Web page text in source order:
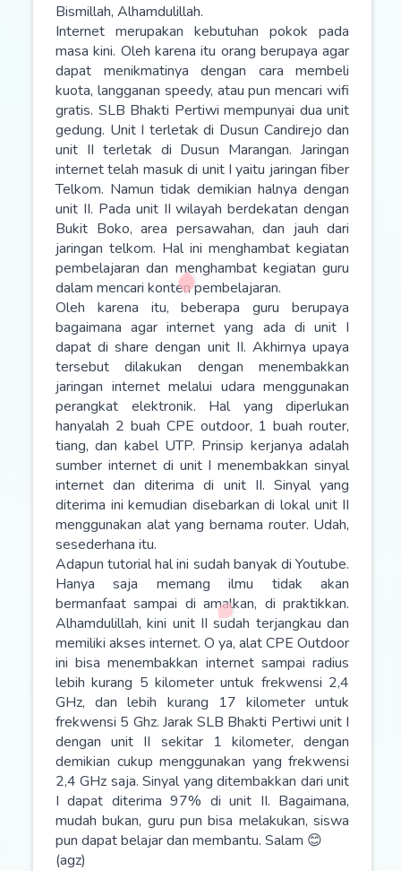
Bismillah, Alhamdulillah.
Internet merupakan kebutuhan pokok pada
masa kini. Oleh karena itu orang berupaya agar
dapat menikmatinya dengan cara membeli
kuota, langganan speedy, atau pun mencari wifi
gratis. SLB Bhakti Pertiwi mempunyai dua unit
gedung. Unit I terletak di Dusun Candirejo dan
unit II terletak di Dusun Marangan. Jaringan
internet telah masuk di unit I yaitu jaringan fiber
Telkom. Namun tidak demikian halnya dengan
unit II. Pada unit II wilayah berdekatan dengan
Bukit Boko, area persawahan, dan jauh dari
jaringan telkom. Hal ini menghambat kegiatan
pembelajaran dan menghambat kegiatan guru
dalam mencari konten pembelajaran.
Oleh karena itu, beberapa guru berupaya
bagaimana agar internet yang ada di unit I
dapat di share dengan unit II. Akhirnya upaya
tersebut dilakukan dengan menembakkan
jaringan internet melalui udara menggunakan
perangkat elektronik. Hal yang diperlukan
hanyalah 2 buah CPE outdoor, 1 buah router,
tiang, dan kabel UTP. Prinsip kerjanya adalah
sumber internet di unit I menembakkan sinyal
internet dan diterima di unit II. Sinyal yang
diterima ini kemudian disebarkan di lokal unit II
menggunakan alat yang bernama router. Udah,
sesederhana itu.
Adapun tutorial hal ini sudah banyak di Youtube.
Hanya saja memang ilmu tidak akan
bermanfaat sampai di amalkan, di praktikkan.
Alhamdulillah, kini unit II sudah terjangkau dan
memiliki akses internet. O ya, alat CPE Outdoor
ini bisa menembakkan internet sampai radius
lebih kurang 5 kilometer untuk frekwensi 2,4
GHz, dan lebih kurang 17 kilometer untuk
frekwensi 5 Ghz. Jarak SLB Bhakti Pertiwi unit I
dengan unit II sekitar 1 kilometer, dengan
demikian cukup menggunakan yang frekwensi
2,4 GHz saja. Sinyal yang ditembakkan dari unit
I dapat diterima 97% di unit II. Bagaimana,
mudah bukan, guru pun bisa melakukan, siswa
pun dapat belajar dan membantu. Salam 😊
(agz)